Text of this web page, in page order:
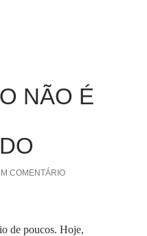
NÃO É
COMENTÁRIO
de poucos. Hoje,